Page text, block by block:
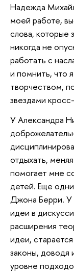
Надежда
моей работе,
слова, которые
никогда не
работать с
и помнить, что
творчеством,
звездами
У Александра
отдыхать,
помогает мне
детей. Еще
Джона Берри. У
идеи в
расширения
идеи,
законы, доводя
уровне